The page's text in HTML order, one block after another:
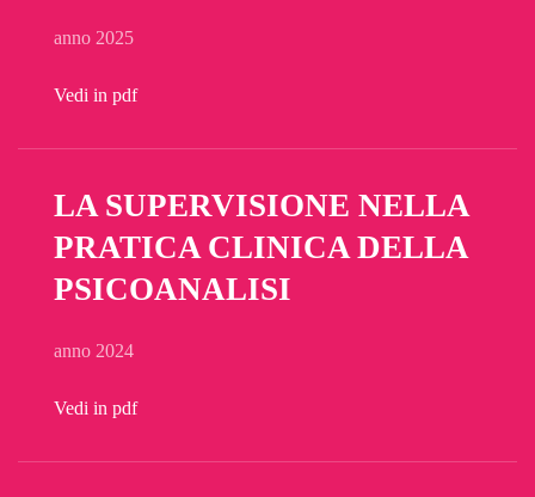
anno 2025
Vedi in pdf
LA SUPERVISIONE NELLA
PRATICA CLINICA DELLA
PSICOANALISI
anno 2024
Vedi in pdf